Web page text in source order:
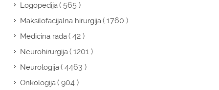
Logopedija( 565 )
Maksilofacijalna hirurgija( 1760 )
Medicina rada( 42 )
Neurohirurgija( 1201 )
Neurologija( 4463 )
Onkologija( 904 )